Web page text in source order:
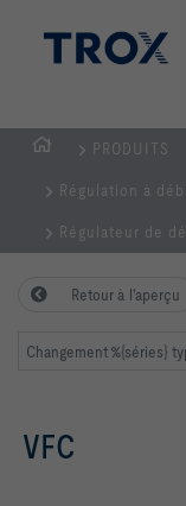
d'accueil
PRODUITS
Régulation à
Régulateur de
Retour à l'aperçu
Changement %{séries}
VFC